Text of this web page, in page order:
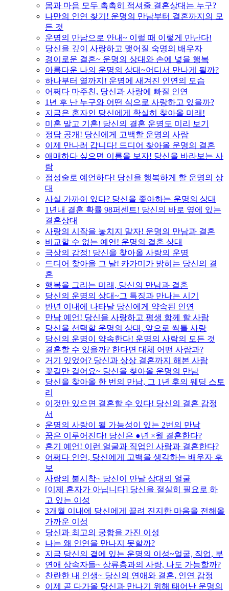
몸과 마음 모두 촉촉히 적셔줄 결혼상대는 누구?
나만의 인연 찾기! 운명의 만남부터 결혼까지의 모
든 것
운명의 만남으로 안내~ 이럴 때 이렇게 만난다!
당신을 깊이 사랑하고 맺어질 숙명의 배우자
경이로운 결혼~ 운명의 상대와 손에 넣을 행복
아름다운 나의 운명의 상대~어디서 만나게 될까?
하나부터 열까지! 운명에 새겨진 인연의 모습
어쩌다 마주친, 당신과 사랑에 빠질 인연
1년 후 난 누구와 어떤 식으로 사랑하고 있을까?
지금은 혼자인 당신에게 확실히 찾아올 미래!
미혼 말고 기혼! 당신의 결혼 운명도 미리 보기
정답 공개! 당신에게 고백할 운명의 사람
이제 만나러 갑니다! 드디어 찾아올 운명의 결혼
애매하다 싶으면 이름을 보자! 당신을 바라보는 사
람
점성술로 예언하다! 당신을 행복하게 할 운명의 상
대
사실 가까이 있다? 당신을 좋아하는 운명의 상대
1년내 결혼 확률 98퍼센트! 당신의 바로 옆에 있는
결혼상대
사랑의 시작을 놓치지 말자! 운명의 만남과 결혼
비교할 수 없는 예언! 운명의 결혼 상대
극상의 감정! 당신을 찾아올 사랑의 운명
드디어 찾아올 그 날! 카가미가 밝히는 당신의 결
혼
행복을 그리는 미래, 당신의 만남과 결혼
당신의 운명의 상대~그 특징과 만나는 시기
반년 이내에 나타날 당신에게 약속된 인연
만남 예언! 당신을 사랑하고 평생 함께 할 사람
당신을 선택할 운명의 상대, 앞으로 싹틀 사랑
당신의 운명이 약속한다! 운명의 사람의 모든 것
결혼할 수 있을까? 한다면 대체 어떤 사람과?
거기 있었어? 당신과 상상 결혼까지 해본 사람
꽃길만 걸어요~ 당신을 찾아올 운명의 만남
당신을 찾아올 한 번의 만남, 그 1년 후의 웨딩 스토
리
이것만 있으면 결혼할 수 있다! 당신의 결혼 감정
서
운명의 사랑이 될 가능성이 있는 2번의 만남
꿈은 이루어진다! 당신은 ●년 ×월 결혼한다?
혼기 예언! 이런 얼굴과 직업인 사람과 결혼한다?
어쩌다 인연, 당신에게 고백을 생각하는 배우자 후
보
사랑의 불시착~ 당신이 만날 상대의 얼굴
[이제 혼자가 아닙니다] 당신을 절실히 필요로 하
고 있는 이성
3개월 이내에 당신에게 끌려 진지한 마음을 전해올
가까운 이성
당신과 최고의 궁합을 가진 이성
나는 왜 인연을 만나지 못할까?
지금 당신의 곁에 있는 운명의 이성~얼굴, 직업, 부
연애 상속자들~ 상류층과의 사랑, 나도 가능할까?
찬란한 내 인생~ 당신의 연애와 결혼, 인연 감정
이제 곧 다가올 당신과 만나기 위해 태어난 운명의